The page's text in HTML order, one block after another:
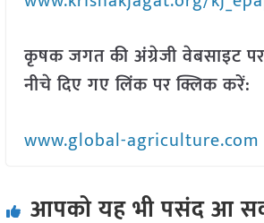
कृषक जगत की अंग्रेजी वेबसाइट
नीचे दिए गए लिंक पर क्लिक करें:
www.global-agriculture.com
आपको यह भी पसंद आ